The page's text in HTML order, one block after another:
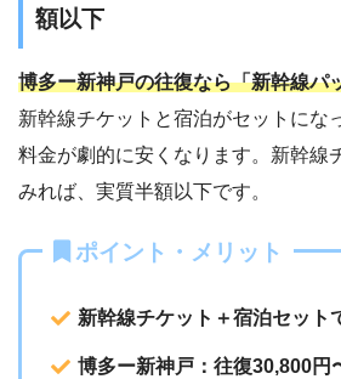
額以下
博多ー新神戸の往復なら「新幹線パ
新幹線チケットと宿泊がセットにな
料金が劇的に安くなります。新幹線
みれば、実質半額以下です。
ポイント・メリット
新幹線チケット＋宿泊セット
博多ー新神戸：往復30,800円